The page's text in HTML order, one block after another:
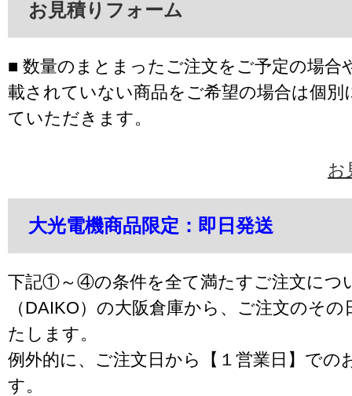
お見積りフォーム
■ 数量のまとまったご注文をご予定の場合
載されていない商品をご希望の場合は個別
ていただきます。
お
大光電機商品限定：即日発送
下記①～④の条件を全て満たすご注文につ
（DAIKO）の大阪倉庫から、ご注文のそ
たします。
例外的に、ご注文日から【１営業日】での
す。